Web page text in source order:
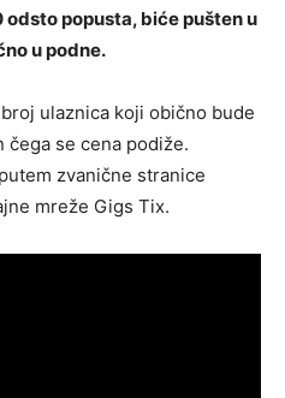
odsto popusta, biće pušten u
u podne.
ulaznica koji obično bude
čega se cena podiže.
zvanične stranice
mreže Gigs Tix.